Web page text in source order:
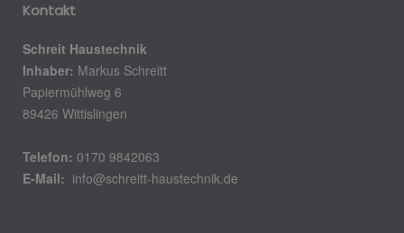
Kontakt
Schreit Haustechnik
Inhaber: Markus Schreitt
Papiermühlweg 6
89426 Wittislingen
Telefon: 0170 9842063
E-Mail: info@schreitt-haustechnik.de